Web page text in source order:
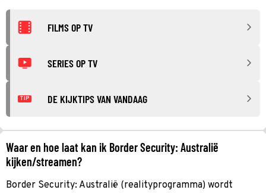
FILMS OP TV
SERIES OP TV
TIP DE KIJKTIPS VAN VANDAAG
Waar en hoe laat kan ik Border Security: Australië
kijken/streamen?
Border Security: Australië (realityprogramma) wordt